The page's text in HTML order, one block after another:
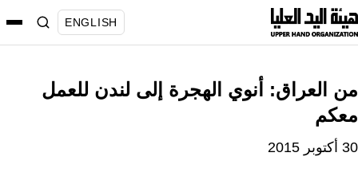
انتقل
إلى
ENGLISH
من العراق: أنوي الهجرة إلى لندن للعمل
معكم
30 أكتوبر 2015